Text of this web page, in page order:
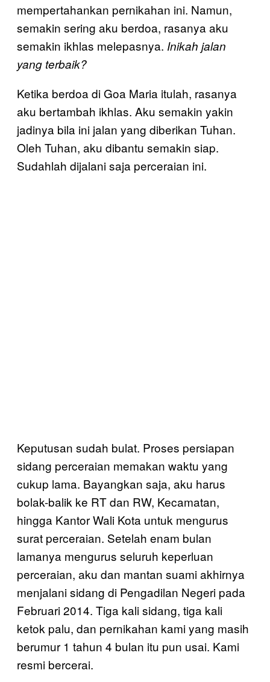
mempertahankan pernikahan ini. Namun,
semakin sering aku berdoa, rasanya aku
semakin ikhlas melepasnya. Inikah jalan
yang terbaik?
Ketika berdoa di Goa Maria itulah, rasanya
aku bertambah ikhlas. Aku semakin yakin
jadinya bila ini jalan yang diberikan Tuhan.
Oleh Tuhan, aku dibantu semakin siap.
Sudahlah dijalani saja perceraian ini.
Keputusan sudah bulat. Proses persiapan
sidang perceraian memakan waktu yang
cukup lama. Bayangkan saja, aku harus
bolak-balik ke RT dan RW, Kecamatan,
hingga Kantor Wali Kota untuk mengurus
surat perceraian. Setelah enam bulan
lamanya mengurus seluruh keperluan
perceraian, aku dan mantan suami akhirnya
menjalani sidang di Pengadilan Negeri pada
Februari 2014. Tiga kali sidang, tiga kali
ketok palu, dan pernikahan kami yang masih
berumur 1 tahun 4 bulan itu pun usai. Kami
resmi bercerai.